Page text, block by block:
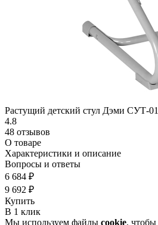
Растущий детский стул Дэми СУТ-
4.8
48 отзывов
О товаре
Характеристики и описание
Вопросы и ответы
6 684 ₽
9 692 ₽
Купить
В 1 клик
Мы используем файлы cookie, чтобы